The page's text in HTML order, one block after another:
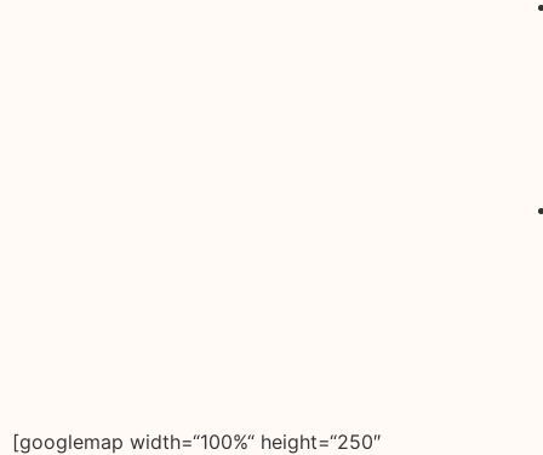
[googlemap width=“100%“ height=“250″